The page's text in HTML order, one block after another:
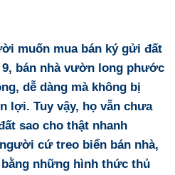
muốn mua bán ký gửi đất
, bán nhà vườn long phước
dễ dàng mà không bị
lợi. Tuy vậy, họ vẫn chưa
sao cho thật nhanh
cứ treo biển bán nhà,
bằng những hình thức thủ